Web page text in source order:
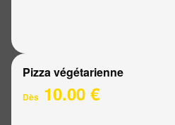
Pizza végétarienne
Dès 10.00 €